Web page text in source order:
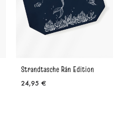
Strandtasche Rán Edition
24,95 €